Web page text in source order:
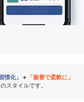
慣化」 ＋
「振替で柔軟に」
スタイルです。